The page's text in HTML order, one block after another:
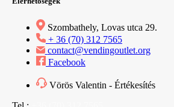
Szombathely, Lovas utca 29.
+ 36 (70) 312 7565
contact@vendingoutlet.org
Facebook
Vörös Valentin - Értékesítés